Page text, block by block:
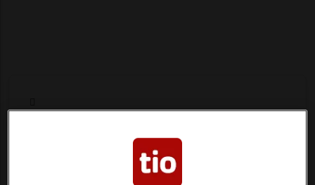
Notizie su Keller